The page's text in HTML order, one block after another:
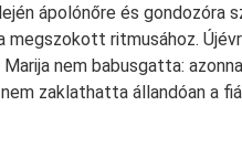
ápolónőre és gondozóra
megszokott ritmusához.
nem babusgatta:
zaklathatta állandóan a